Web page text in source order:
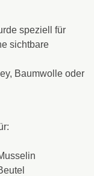
speziell für
sichtbare
Baumwolle oder